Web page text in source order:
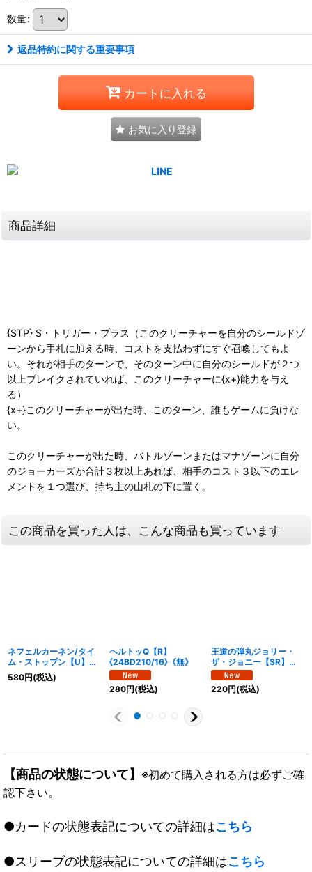
数量:
返品特約に関する重要事項
カートに入れる
お気に入り登録
商品詳細
{STP} S・トリガー・プラス（このクリーチャーを自分のシールドゾ
ーンから手札に加える時、コストを支払わずにすぐ召喚してもよ
い。それが相手のターンで、そのターン中に自分のシールドが２つ
以上ブレイクされていれば、このクリーチャーに{x+}能力を与え
る）
{x+}このクリーチャーが出た時、このターン、誰もゲームに負けな
い。
このクリーチャーが出た時、バトルゾーンまたはマナゾーンに自分
のジョーカーズが合計３枚以上あれば、相手のコスト３以下のエレ
メントを１つ選び、持ち主の山札の下に置く。
この商品を買った人は、こんな商品も買っています
ネフェルカーネン/タイ
ム・ストップン【U】
{24BD213/16}《無》
580円(税込)
ヘルトッQ【R】
{24BD210/16}《無》
280円(税込)
王道の弾丸ジョリー・
ザ・ジョニー【SR】
{24BD21/16}《無》
220円(税込)
【商品の状態について】 ※初めて購入される方は必ずご確
認下さい。
●カードの状態表記についての詳細はこちら
●スリーブの状態表記についての詳細はこちら